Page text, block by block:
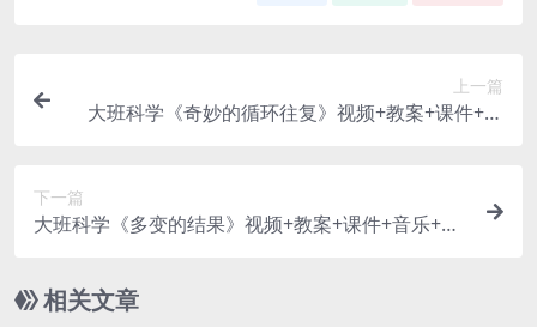
上一篇
大班科学《奇妙的循环往复》视频+教案+课件+打
下一篇
大班科学《多变的结果》视频+教案+课件+音乐+记
相关文章